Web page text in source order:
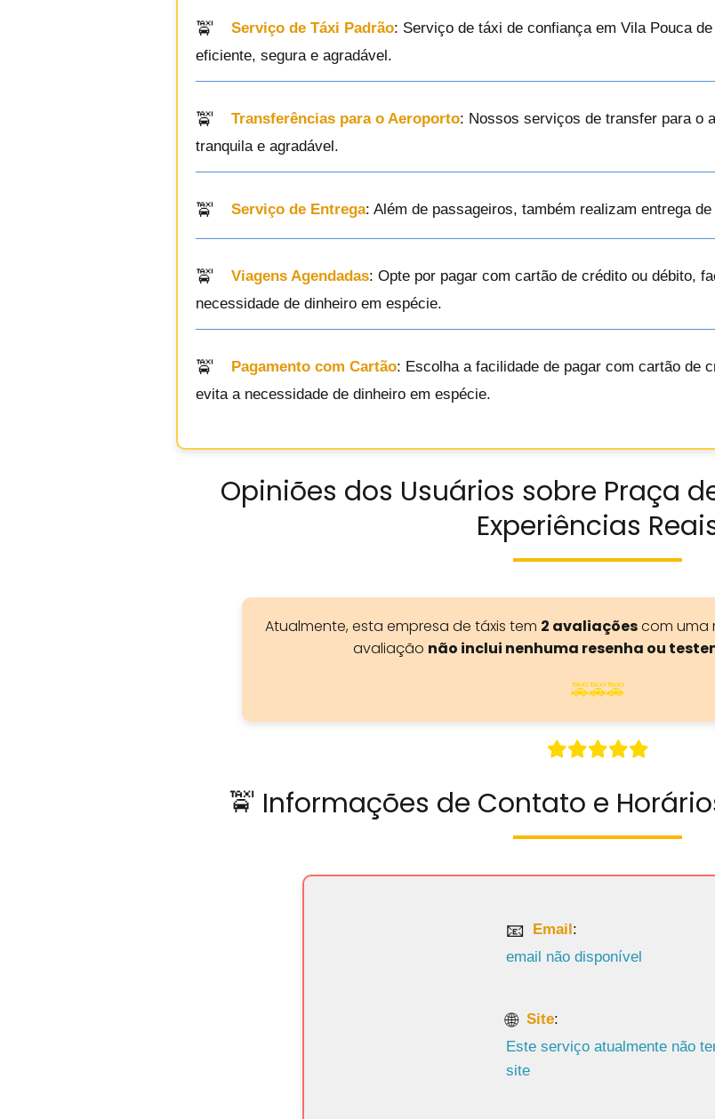
Serviço de Táxi Padrão: Serviço de táxi de confiança em Vila Pouca
eficiente, segura e agradável.
Transferências para o Aeroporto: Nossos serviços de transfer para o
tranquila e agradável.
Serviço de Entrega: Além de passageiros, também realizam entrega
Viagens Agendadas: Opte por pagar com cartão de crédito ou débito,
necessidade de dinheiro em espécie.
Pagamento com Cartão: Escolha a facilidade de pagar com cartão de
evita a necessidade de dinheiro em espécie.
Opiniões dos Usuários sobre Praça
Experiências
Atualmente, esta empresa de táxis tem 2 avaliaçõescom uma
avaliação não inclui nenhuma resenha ou
🚕🚕🚕
🚖 Informações de Contato e
Email :
email não disponível
Site:
Este serviço atualmente não
site